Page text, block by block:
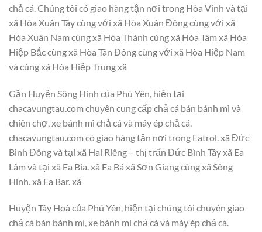
chả cá. Chúng tôi có giao hàng tận nơi trong Hòa Vinh và tại
xã Hòa Xuân Tây cùng với xã Hòa Xuân Đông cùng với xã
Hòa Xuân Nam cùng xã Hòa Thành cùng xã Hòa Tâm xã Hòa
Hiệp Bắc cùng xã Hòa Tân Đông cùng với xã Hòa Hiệp Nam
và cùng xã Hòa Hiệp Trung xã
Gần Huyện Sông Hinh của Phú Yên, hiện tại
chacavungtau.com chuyên cung cấp chả cá bán bánh mì và
chiên chợ, xe bánh mì chả cá và máy ép chả cá.
chacavungtau.com có giao hàng tận nơi trong Eatrol. xã Đức
Bình Đông và tại xã Hai Riêng – thị trấn Đức Bình Tây xã Ea
Lâm và tại xã Ea Bia. xã Ea Bá xã Sơn Giang cùng xã Sông
Hinh. xã Ea Bar. xã
Huyện Tây Hoà của Phú Yên, hiện tại chúng tôi chuyên giao
chả cá bán bánh mì, xe bánh mì chả cá và máy ép chả cá.